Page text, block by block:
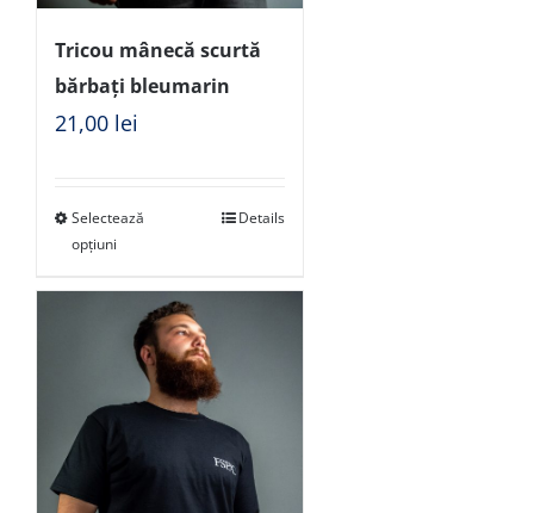
Tricou mânecă scurtă
bărbați bleumarin
21,00 lei
Selectează
opțiuni
Details